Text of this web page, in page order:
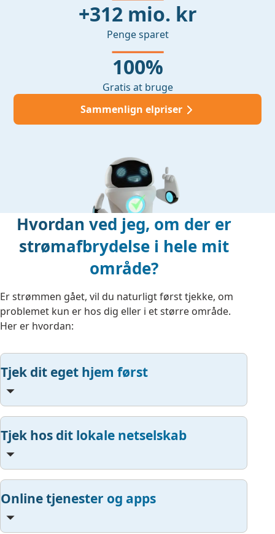
+312 mio. kr
Penge sparet
100%
Gratis at bruge
Sammenlign elpriser
Hvordan ved jeg, om der er
strømafbrydelse i hele mit
område?
Er strømmen gået, vil du naturligt først tjekke, om
problemet kun er hos dig eller i et større område.
Her er hvordan:
Tjek dit eget hjem først
Tjek hos dit lokale netselskab
Online tjenester og apps